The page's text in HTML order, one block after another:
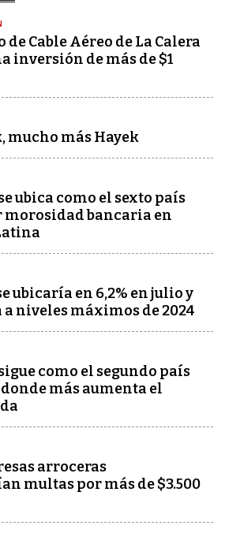
de Cable Aéreo de La Calera
inversión de más de $1
mucho más Hayek
ubica como el sexto país
morosidad bancaria en
ubicaría en 6,2% en julio y
niveles máximos de 2024
como el segundo país
donde más aumenta el
arroceras
multas por más de $3.500